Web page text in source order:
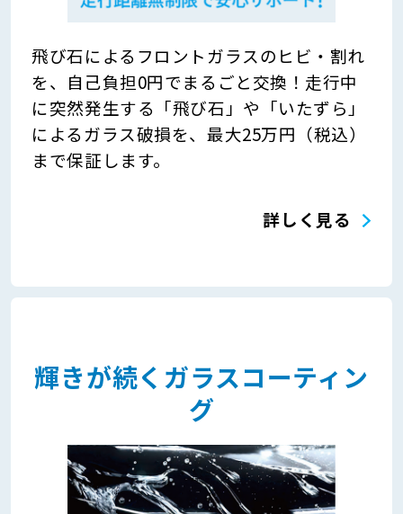
飛び石によるフロントガラスのヒビ・割れ
を、自己負担0円でまるごと交換！走行中
に突然発生する「飛び石」や「いたずら」
によるガラス破損を、最大25万円（税込）
まで保証します。
詳しく見る
輝きが続くガラスコーティン
グ